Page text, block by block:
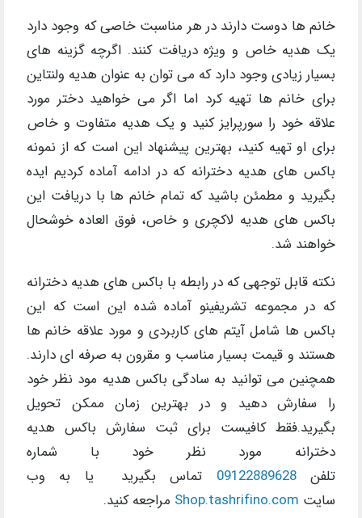
خانم ها دوست دارند در هر مناسبت خاصی که وجود دارد
یک هدیه خاص و ویژه دریافت کنند. اگرچه گزینه های
بسیار زیادی وجود دارد که می توان به عنوان هدیه ولنتاین
برای خانم ها تهیه کرد اما اگر می خواهید دختر مورد
علاقه خود را سورپرایز کنید و یک هدیه متفاوت و خاص
برای او تهیه کنید، بهترین پیشنهاد این است که از نمونه
باکس های هدیه دخترانه که در ادامه آماده کردیم ایده
بگیرید و مطمئن باشید که تمام خانم ها با دریافت این
باکس های هدیه لاکچری و خاص، فوق العاده خوشحال
خواهند شد.
نکته قابل توجهی که در رابطه با باکس های هدیه دخترانه
که در مجموعه تشریفینو آماده شده این است که این
باکس ها شامل آیتم های کاربردی و مورد علاقه خانم ها
هستند و قیمت بسیار مناسب و مقرون به صرفه ای دارند.
همچنین می توانید به سادگی باکس هدیه مود نظر خود
را سفارش دهید و در بهترین زمان ممکن تحویل
بگیرید.فقط کافیست برای ثبت سفارش باکس هدیه
دخترانه مورد نظر خود با شماره
تلفن09122889628 تماس بگیرید یا به وب
سایت Shop.tashrifino.com مراجعه کنید.